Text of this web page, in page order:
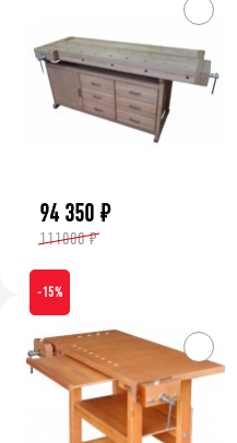
94 350 ₽
111000 ₽
-15%